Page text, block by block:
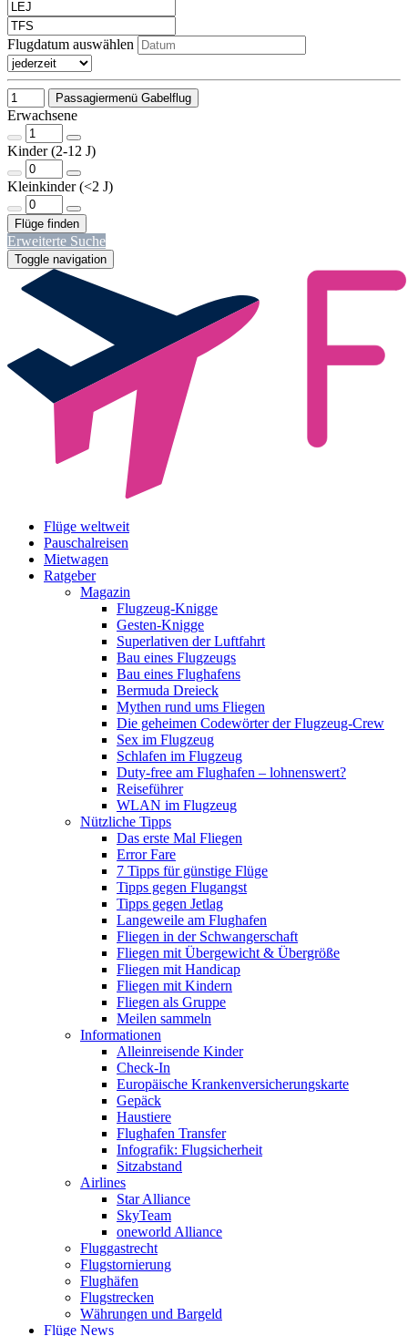
Flugdatum auswählen
Passagiermenü Gabelflug
Erwachsene
Kinder (2-12 J)
Kleinkinder (<2 J)
Erweiterte Suche
Toggle navigation
Flüge weltweit
Pauschalreisen
Mietwagen
Ratgeber
Magazin
Flugzeug-Knigge
Gesten-Knigge
Superlativen der Luftfahrt
Bau eines Flugzeugs
Bau eines Flughafens
Bermuda Dreieck
Mythen rund ums Fliegen
Die geheimen Codewörter der Flugzeug-Crew
Sex im Flugzeug
Schlafen im Flugzeug
Duty-free am Flughafen – lohnenswert?
Reiseführer
WLAN im Flugzeug
Nützliche Tipps
Das erste Mal Fliegen
Error Fare
7 Tipps für günstige Flüge
Tipps gegen Flugangst
Tipps gegen Jetlag
Langeweile am Flughafen
Fliegen in der Schwangerschaft
Fliegen mit Übergewicht & Übergröße
Fliegen mit Handicap
Fliegen mit Kindern
Fliegen als Gruppe
Meilen sammeln
Informationen
Alleinreisende Kinder
Check-In
Europäische Krankenversicherungskarte
Gepäck
Haustiere
Flughafen Transfer
Infografik: Flugsicherheit
Sitzabstand
Airlines
Star Alliance
SkyTeam
oneworld Alliance
Fluggastrecht
Flugstornierung
Flughäfen
Flugstrecken
Währungen und Bargeld
Flüge News